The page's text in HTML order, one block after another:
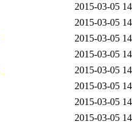
2015-03-05
2015-03-05
2015-03-05
2015-03-05
2015-03-05
2015-03-05
2015-03-05
2015-03-05